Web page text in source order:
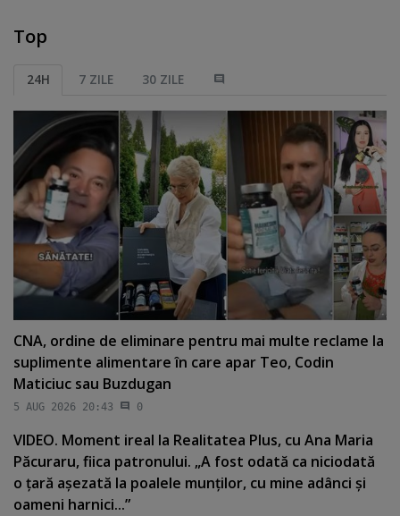
Top
24H 7 ZILE 30 ZILE
CNA, ordine de eliminare pentru mai multe reclame la
suplimente alimentare în care apar Teo, Codin
Maticiuc sau Buzdugan
5 AUG 2026 20:43 0
VIDEO. Moment ireal la Realitatea Plus, cu Ana Maria
Păcuraru, fiica patronului. „A fost odată ca niciodată
o ţară aşezată la poalele munţilor, cu mine adânci şi
oameni harnici...”